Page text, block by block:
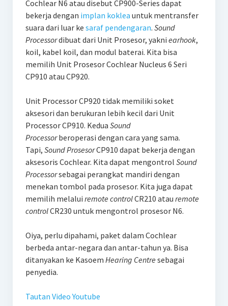
Cochlear N6 atau disebut CP900-Series dapat
bekerja dengan implan koklea untuk mentransfer
suara dari luar ke saraf pendengaran. Sound
Processordibuat dari Unit Prosesor, yakni earhook,
koil, kabel koil, dan modul baterai. Kita bisa
memilih Unit Prosesor Cochlear Nucleus 6 Seri
CP910 atau CP920.
Unit Processor CP920 tidak memiliki soket
aksesori dan berukuran lebih kecil dari Unit
Processor CP910. Kedua Sound
Processorberoperasi dengan cara yang sama.
Tapi, Sound ProsesorCP910 dapat bekerja dengan
aksesoris Cochlear. Kita dapat mengontrol Sound
Processorsebagai perangkat mandiri dengan
menekan tombol pada prosesor. Kita juga dapat
memilih melalui remote controlCR210 atau remote
controlCR230 untuk mengontrol prosesor N6.
Oiya, perlu dipahami, paket dalam Cochlear
berbeda antar-negara dan antar-tahun ya. Bisa
ditanyakan ke Kasoem Hearing Centre sebagai
penyedia.
Tautan Video Youtube